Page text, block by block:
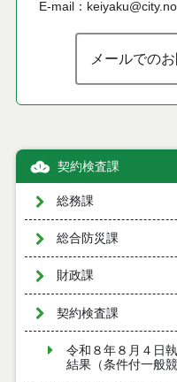
E-mail：
メールでの
契約検査課
総務課
総合防災課
財政課
契約検査課
令和８年８月４日
結果（条件付一般競